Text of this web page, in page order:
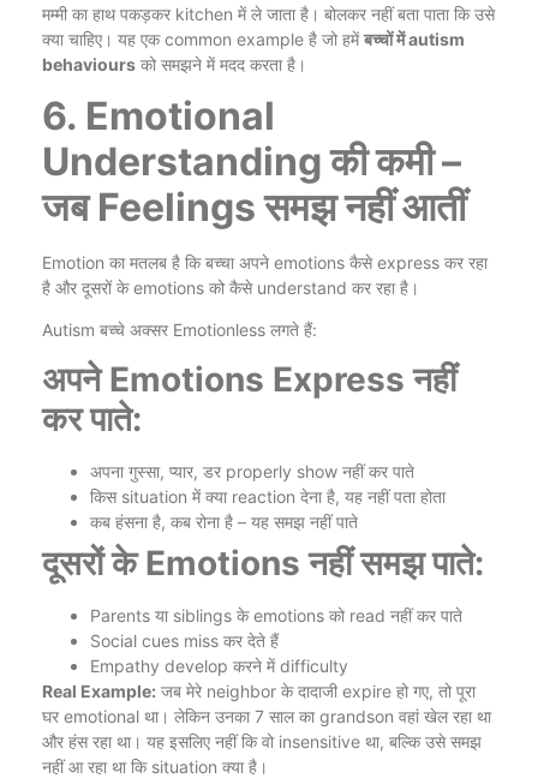
मम्मी का हाथ पकड़कर kitchen में ले जाता है। बोलकर नहीं बता पाता कि उसे
क्या चाहिए। यह एक common example है जो हमेंबच्चों में autism
behaviours को समझने में मदद करता है।
6. Emotional
Understanding की कमी –
जब Feelings समझ नहीं आतीं
Emotion का मतलब है कि बच्चा अपने emotions कैसे express कर रहा
है और दूसरों के emotions को कैसे understand कर रहा है।
Autism बच्चे अक्सर Emotionless लगते हैं:
अपने Emotions Express नहीं
कर पाते:
अपना गुस्सा, प्यार, डर properly show नहीं कर पाते
किस situation में क्या reaction देना है, यह नहीं पता होता
कब हंसना है, कब रोना है – यह समझ नहीं पाते
दूसरों के Emotions नहीं समझ पाते:
Parents या siblings के emotions को read नहीं कर पाते
Social cues miss कर देते हैं
Empathy develop करने में difficulty
Real Example: जब मेरे neighbor के दादाजी expire हो गए, तो पूरा
घर emotional था। लेकिन उनका 7 साल का grandson वहां खेल रहा था
और हंस रहा था। यह इसलिए नहीं कि वो insensitive था, बल्कि उसे समझ
नहीं आ रहा था कि situation क्या है।